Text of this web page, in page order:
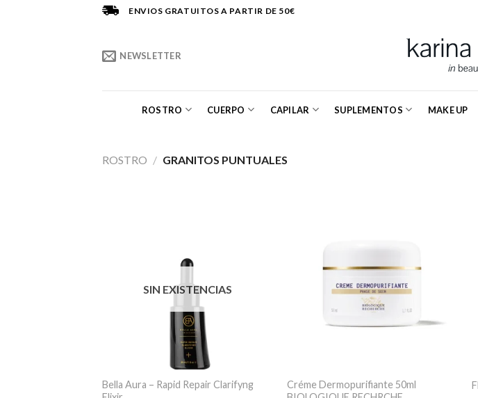
ENVIOS GRATUITOS A PARTIR DE 50€
NEWSLETTER
ROSTRO CUERPO CAPILAR SUPLEMENTOS MAKE UP
ROSTRO / GRANITOS PUNTUALES
SIN EXISTENCIAS
Bella Aura – Rapid Repair Clarifyng
Créme Dermopurifiante 50ml